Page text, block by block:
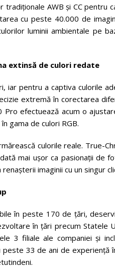
AWB și CC pentru
cu peste 40.000 de
luminii ambientale pe
extinsă de culori redate
iar pentru a captiva culorile
extremă în corectarea
Pro efectuează acum o
gama de culori RGB.
culorile reale. True-
mai ușor ca pasionații de
imaginii cu un singur
în peste 170 de țări,
în țări precum Statele
3 filiale ale companiei și
33 de ani de experiență